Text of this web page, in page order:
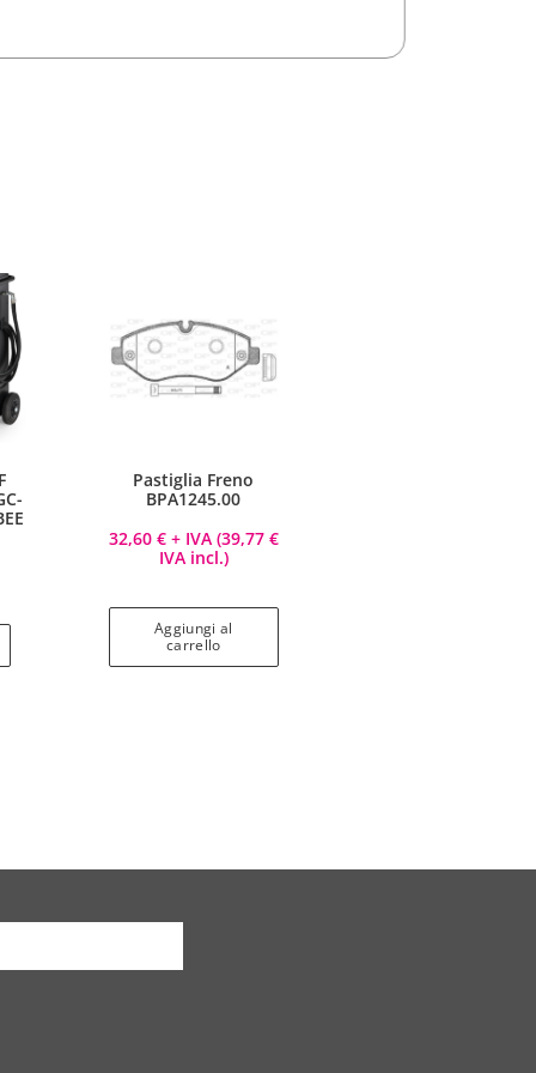
Pastiglia Freno
BPA1245.00
32,60 €+ IVA (39,77 €
IVA incl.)
Aggiungi al
carrello